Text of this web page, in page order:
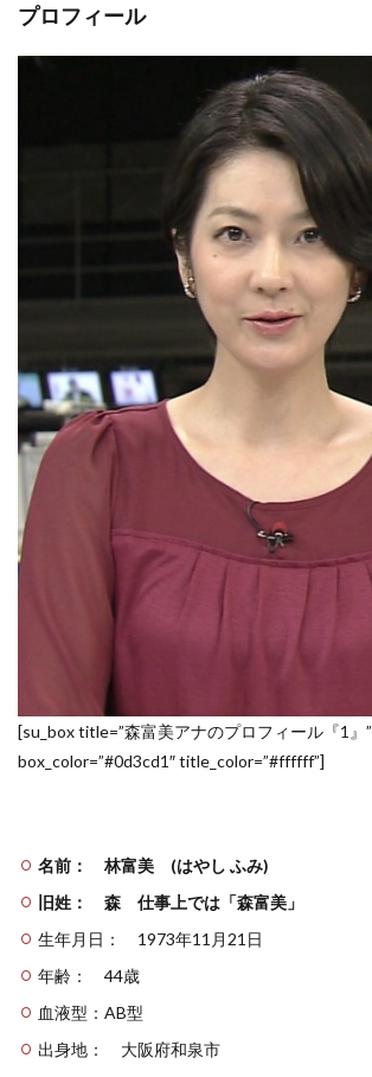
プロフィール
[su_box title=”森富美アナのプロフィール『1』”
box_color=”#0d3cd1″ title_color=”#ffffff”]
名前： 林富美 (はやし ふみ)
旧姓： 森 仕事上では「森富美」
生年月日： 1973年11月21日
年齢： 44歳
血液型：AB型
出身地： 大阪府和泉市